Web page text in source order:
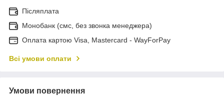
Післяплата
Монобанк (смс, без звонка менеджера)
Оплата картою Visa, Mastercard - WayForPay
Всі умови оплати
Умови повернення